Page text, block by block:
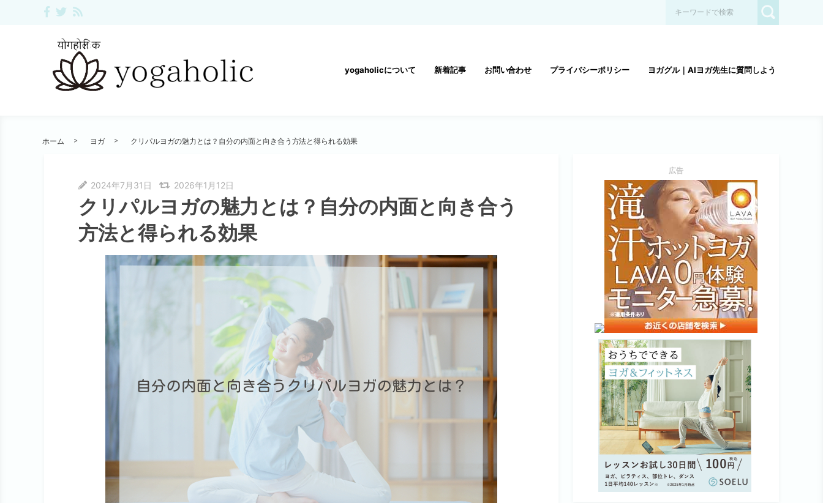
yogaholicについて 新着記事 お問い合わせ プライバシーポリシー ヨガグル｜AIヨガ先生に質問しよう
ホーム ヨガ クリパルヨガの魅力とは？自分の内面と向き合う方法と得られる効果
2024年7月31日 2026年1月12日
クリパルヨガの魅力とは？自分の内面と向き合う
方法と得られる効果
広告